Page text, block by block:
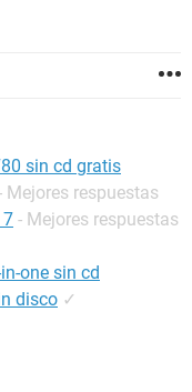
sin cd gratis
Mejores respuestas
7 - Mejores respuestas
one sin cd
disco ✓